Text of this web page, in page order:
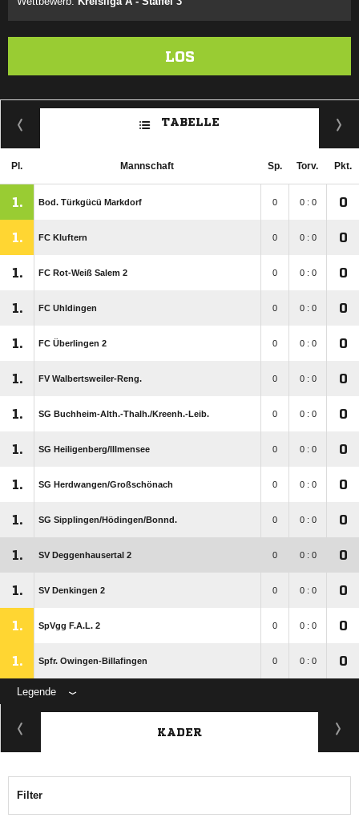
LOS
TABELLE
Pl. Mannschaft Sp. Torv. Pkt.
1. Bod. Türkgücü Markdorf 0 0 : 0 0
1. FC Kluftern 0 0 : 0 0
1. FC Rot-Weiß Salem 2 0 0 : 0 0
1. FC Uhldingen 0 0 : 0 0
1. FC Überlingen 2 0 0 : 0 0
1. FV Walbertsweiler-Reng. 0 0 : 0 0
1. SG Buchheim-Alth.-Thalh./​Kreenh.-Leib. 0 0 : 0 0
1. SG Heiligenberg/​Illmensee 0 0 : 0 0
1. SG Herdwangen/​Großschönach 0 0 : 0 0
1. SG Sipplingen/​Hödingen/​Bonnd. 0 0 : 0 0
1. SV Deggenhausertal 2 0 0 : 0 0
1. SV Denkingen 2 0 0 : 0 0
1. SpVgg F.A.L. 2 0 0 : 0 0
1. Spfr. Owingen-Billafingen 0 0 : 0 0
Legende
KADER
Filter